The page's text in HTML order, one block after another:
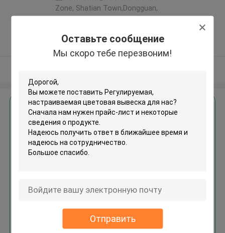
Оставьте сообщение
Мы скоро тебе перезвоним!
Отправить
Zone, Shatian Town,Dongguan,
Подтверженный
поставщик
Получить лучшую цену для
Регулируемая, настраиваемая
цветовая вывеска
Продолжать